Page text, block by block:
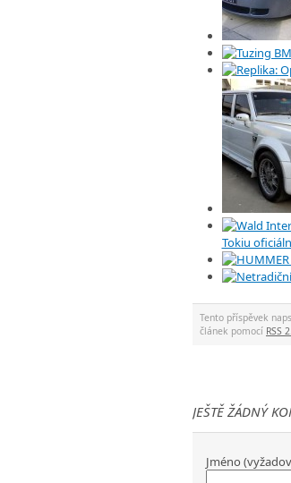
Tokiu
Tento příspěvek
článek pomocí RSS
JEŠTĚ ŽÁDNÝ
Jméno